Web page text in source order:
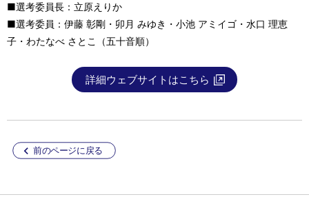
■選考委員長：立原えりか
■選考委員：伊藤 彰剛・卯月 みゆき・小池 アミイゴ・水口 理恵
子・わたなべ さとこ（五十音順）
詳細ウェブサイトはこちら
前のページに戻る